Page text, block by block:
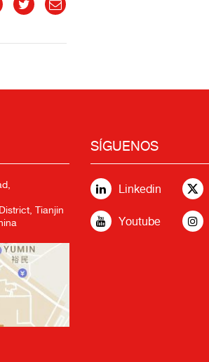
Tianjin
SÍGUENOS
Linkedin
Youtube